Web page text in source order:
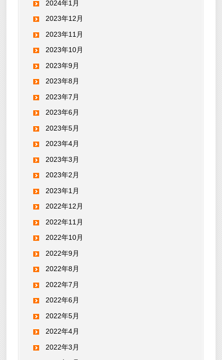
2024年1月
2023年12月
2023年11月
2023年10月
2023年9月
2023年8月
2023年7月
2023年6月
2023年5月
2023年4月
2023年3月
2023年2月
2023年1月
2022年12月
2022年11月
2022年10月
2022年9月
2022年8月
2022年7月
2022年6月
2022年5月
2022年4月
2022年3月